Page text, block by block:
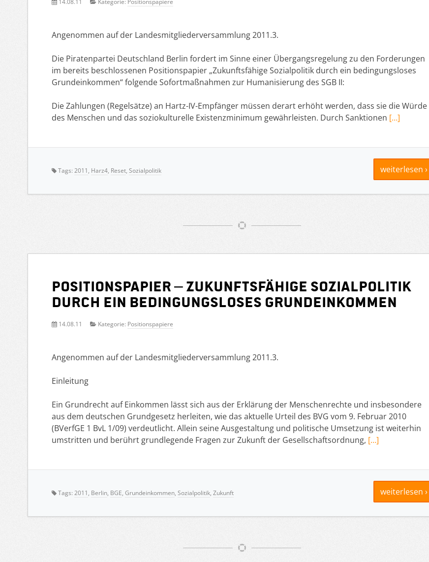
14.08.11 Kategorie: Positionspapiere
Angenommen auf der Landesmitgliederversammlung 2011.3.
Die Piratenpartei Deutschland Berlin fordert im Sinne einer Übergangsregelung zu den Forderungen
im bereits beschlossenen Positionspapier „Zukunftsfähige Sozialpolitik durch ein bedingungsloses
Grundeinkommen“ folgende Sofortmaßnahmen zur Humanisierung des SGB II:
Die Zahlungen (Regelsätze) an Hartz-IV-Empfänger müssen derart erhöht werden, dass sie die Würde
des Menschen und das soziokulturelle Existenzminimum gewährleisten. Durch Sanktionen […]
weiterlesen ›
Tags: 2011, Harz4, Reset, Sozialpolitik
Positionspapier – Zukunftsfähige Sozialpolitik
durch ein bedingungsloses Grundeinkommen
14.08.11 Kategorie: Positionspapiere
Angenommen auf der Landesmitgliederversammlung 2011.3.
Einleitung
Ein Grundrecht auf Einkommen lässt sich aus der Erklärung der Menschenrechte und insbesondere
aus dem deutschen Grundgesetz herleiten, wie das aktuelle Urteil des BVG vom 9. Februar 2010
(BVerfGE 1 BvL 1/09) verdeutlicht. Allein seine Ausgestaltung und politische Umsetzung ist weiterhin
umstritten und berührt grundlegende Fragen zur Zukunft der Gesellschaftsordnung, […]
weiterlesen ›
Tags: 2011, Berlin, BGE, Grundeinkommen, Sozialpolitik, Zukunft